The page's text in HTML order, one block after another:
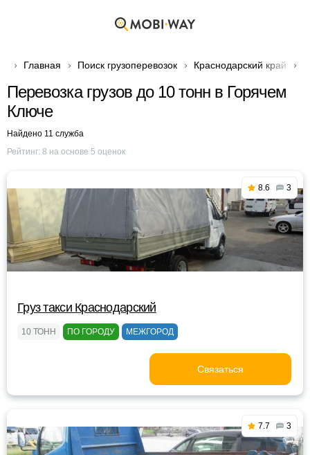
Главная Поиск грузоперевозок Краснодарский край
Перевозка грузов до 10 тонн в Горячем
Ключе
Найдено 11 служба
Рейтинг: 8 на основе 5 оценок
8.6 3
Груз такси Краснодарский
10 ТОНН ПО ГОРОДУ МЕЖГОРОД
Связаться
7.7 3